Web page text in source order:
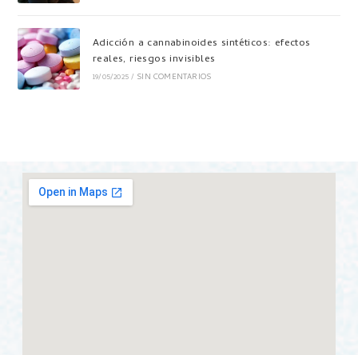
Adicción a cannabinoides sintéticos: efectos
reales, riesgos invisibles
19/05/2025/ SIN COMENTARIOS